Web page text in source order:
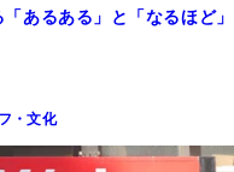
あるある」と「なるほど」
・文化